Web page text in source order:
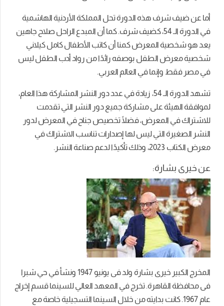
أما عن ضيف شرف هذه الدورة تحل المملكة الأردنية الهاشمية
في الدورة الـ 54، كضيف شرف. كما أن المبدع الراحل صلاح جاهين
يعد هو شخصية المعرض كمنا أن كاتب الأطفال كامل كيلاني
شخصية معرض الطفل بوصفه رائدًا من رواد أدب الطفل ليس
في مصر فقط وإنما في العالم العربي.
تشهد الدورة الـ 54، زيادة في عدد دور النشر المشاركة هذا العام،
لموافقة الهيئة على مشاركة جميع دور النشر التي تقدمت
للاشتراك في المعرض، فضلًا تخصيص جناح في المعرض لدور
النشر الصغيرة التي ليس لها إصدارات تناسب الاشتراك في
معرض الكتاب 2023، وذلك تأكيدًا لدعم صناعة النشر.
عن خيرى بشارة:
المخرج الكبير خيرى بشارة ولد فى يونيو 1947 ونشأ في حي شبرا
فى محافظة القاهرة. تخرج في المعهد العالي للسينما قسم إخراج
عام 1967. كانت بدايته من خلال السينما التسجيلية خاصة مع